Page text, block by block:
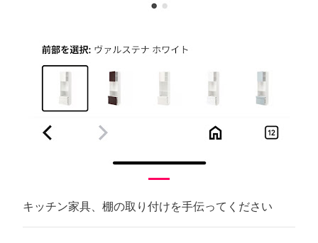
キッチン家具、棚の取り付けを手伝ってください